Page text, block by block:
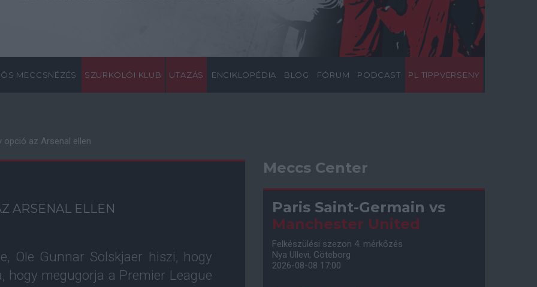
MECCSNÉZÉS SZURKOLÓI KLUB UTAZÁS ENCIKLOPÉDIA BLOG FÓRUM PODCAST PL TIPPVERSENY
opció az Arsenal ellen
ARSENAL ELLEN
Ole Gunnar Solskjaer hiszi, hogy
hogy megugorja a Premier League
Meccs Center
Paris Saint-Germain vs
Manchester United
Felkészülési szezon 4. mérkőzés
Nya Ullevi, Göteborg
2026-08-08 17:00